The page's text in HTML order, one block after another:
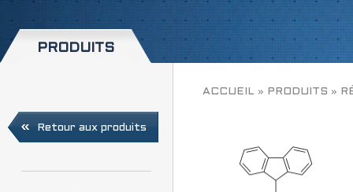
PRODUITS
Retour aux produits
ACCUEIL » PRODUITS »